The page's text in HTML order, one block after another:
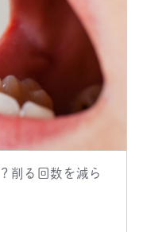
削る回数を減ら